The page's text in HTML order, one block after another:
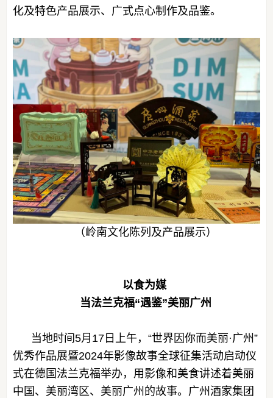
化及特色产品展示、广式点心制作及品鉴。
（岭南文化陈列及产品展示）
以食为媒
当法兰克福“遇鉴”美丽广州
当地时间5月17日上午，“世界因你而美丽·广州”
优秀作品展暨2024年影像故事全球征集活动启动仪
式在德国法兰克福举办，用影像和美食讲述着美丽
中国、美丽湾区、美丽广州的故事。广州酒家集团